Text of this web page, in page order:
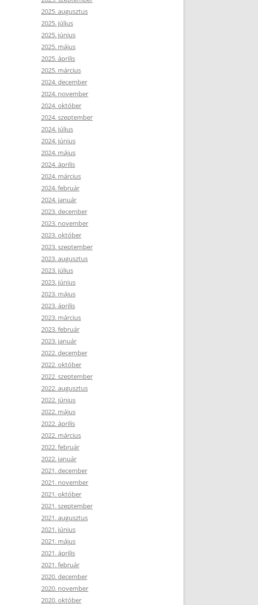
2025. augusztus
2025. július
2025. június
2025. május
2025. április
2025. március
2024. december
2024. november
2024. október
2024. szeptember
2024. július
2024. június
2024. május
2024. április
2024. március
2024. február
2024. január
2023. december
2023. november
2023. október
2023. szeptember
2023. augusztus
2023. július
2023. június
2023. május
2023. április
2023. március
2023. február
2023. január
2022. december
2022. október
2022. szeptember
2022. augusztus
2022. június
2022. május
2022. április
2022. március
2022. február
2022. január
2021. december
2021. november
2021. október
2021. szeptember
2021. augusztus
2021. június
2021. május
2021. április
2021. február
2020. december
2020. november
2020. október